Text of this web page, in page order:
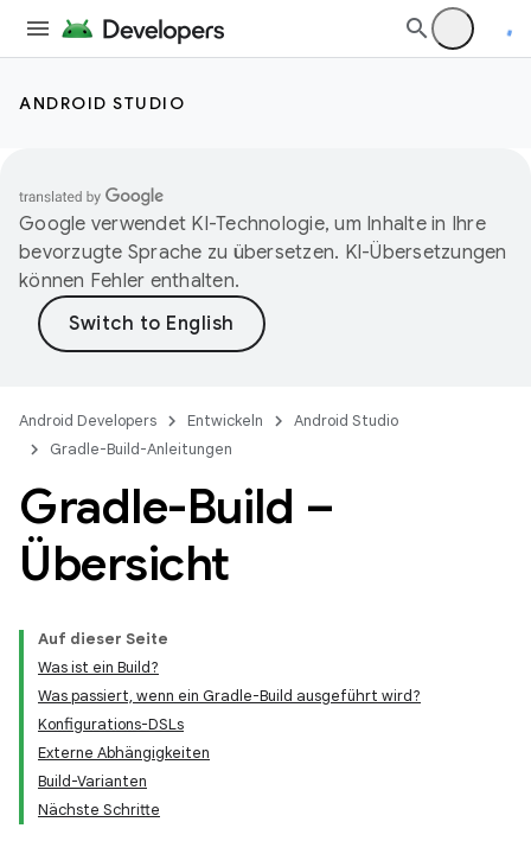
ANDROID STUDIO
Google verwendet KI-Technologie, um Inhalte in Ihre
bevorzugte Sprache zu übersetzen. KI-Übersetzungen
können Fehler enthalten.
Android Developers Entwickeln
Android Studio
Gradle-Build-Anleitungen
Gradle-Build –
Übersicht
Auf dieser Seite
Was ist ein Build?
Was passiert, wenn ein Gradle-Build ausgeführt wird?
Konfigurations-DSLs
Externe Abhängigkeiten
Build-Varianten
Nächste Schritte